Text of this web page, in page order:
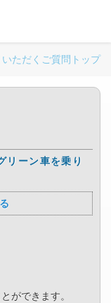
いただくご質問トップ
リーン車を乗り
ができます。